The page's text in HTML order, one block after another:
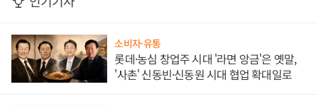
소비자·유통
롯데·농심 창업주 시대 '라면 앙금'은 옛말,
'사촌' 신동빈·신동원 시대 협업 확대일로